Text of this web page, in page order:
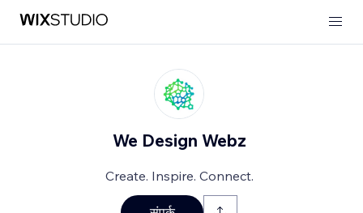
We Design Webz
Create. Inspire. Connect.